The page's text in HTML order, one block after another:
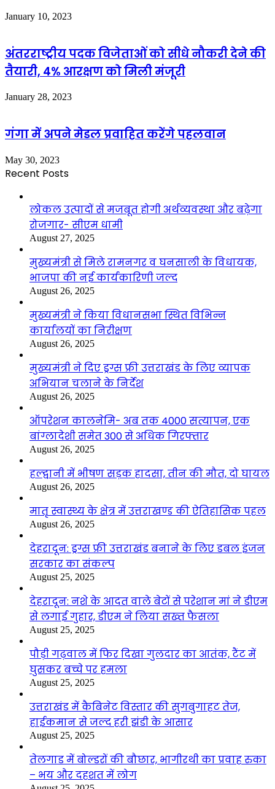
January 10, 2023
अंतरराष्ट्रीय पदक विजेताओं को सीधे नौकरी देने की
तैयारी, 4% आरक्षण को मिली मंजूरी
January 28, 2023
गंगा में अपने मेडल प्रवाहित करेंगे पहलवान
May 30, 2023
Recent Posts
लोकल उत्पादों से मजबूत होगी अर्थव्यवस्था और बढ़ेगा
रोजगार- सीएम धामी
August 27, 2025
मुख्यमंत्री से मिले रामनगर व घनसाली के विधायक,
भाजपा की नई कार्यकारिणी जल्द
August 26, 2025
मुख्यमंत्री ने किया विधानसभा स्थित विभिन्न
कार्यालयों का निरीक्षण
August 26, 2025
मुख्यमंत्री ने दिए ड्रग्स फ्री उत्तराखंड के लिए व्यापक
अभियान चलाने के निर्देश
August 26, 2025
ऑपरेशन कालनेमि- अब तक 4000 सत्यापन, एक
बांग्लादेशी समेत 300 से अधिक गिरफ्तार
August 26, 2025
हल्द्वानी में भीषण सड़क हादसा, तीन की मौत, दो घायल
August 26, 2025
मातृ स्वास्थ्य के क्षेत्र में उत्तराखण्ड की ऐतिहासिक पहल
August 26, 2025
देहरादून: ड्रग्स फ्री उत्तराखंड बनाने के लिए डबल इंजन
सरकार का संकल्प
August 25, 2025
देहरादून: नशे के आदत वाले बेटों से परेशान मां ने डीएम
से लगाई गुहार, डीएम ने लिया सख्त फैसला
August 25, 2025
पौड़ी गढ़वाल में फिर दिखा गुलदार का आतंक, टैंट में
घुसकर बच्चे पर हमला
August 25, 2025
उत्तराखंड में कैबिनेट विस्तार की सुगबुगाहट तेज,
हाईकमान से जल्द हरी झंडी के आसार
August 25, 2025
तेलगाड में बोल्डरों की बौछार, भागीरथी का प्रवाह रुका
– भय और दहशत में लोग